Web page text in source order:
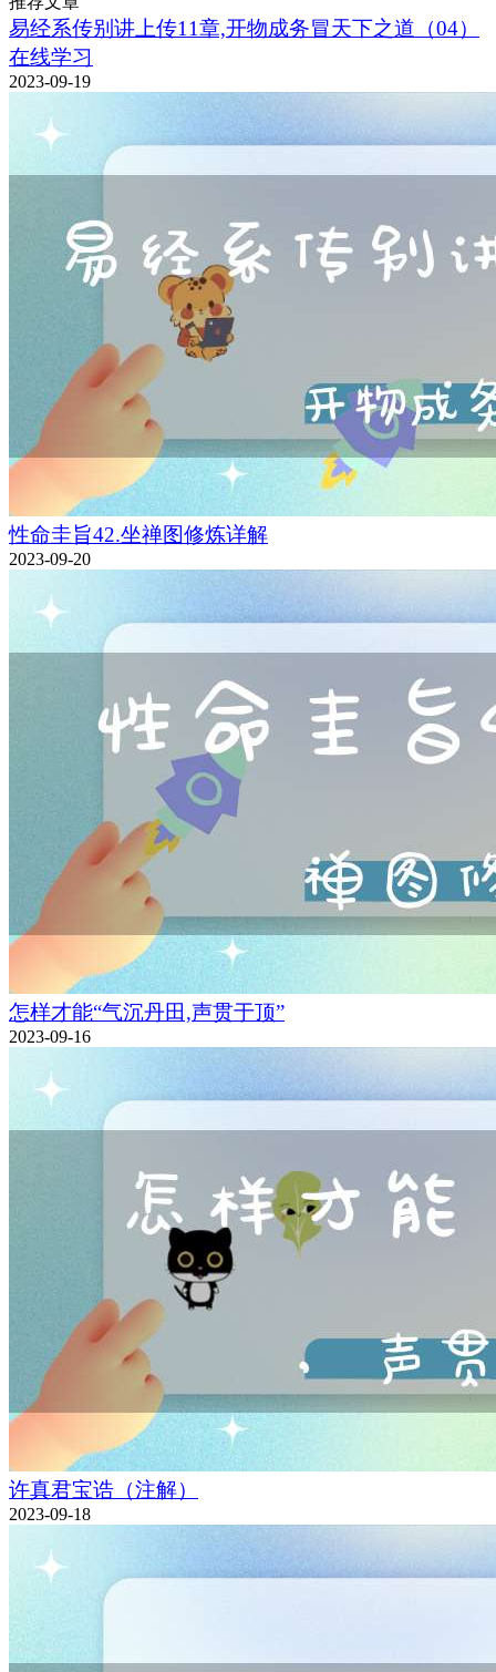
易经系传别讲上传11章,开物成务冒天下之道（04）
在线学习
2023-09-19
性命圭旨42.坐禅图修炼详解
2023-09-20
怎样才能“气沉丹田,声贯于顶”
2023-09-16
许真君宝诰（注解）
2023-09-18